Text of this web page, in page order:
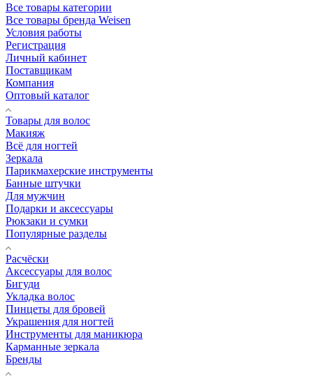
Все товары категории
Все товары бренда Weisen
Условия работы
Регистрация
Личный кабинет
Поставщикам
Компания
Оптовый каталог
Товары для волос
Макияж
Всё для ногтей
Зеркала
Парикмахерские инструменты
Банные штучки
Для мужчин
Подарки и аксессуары
Рюкзаки и сумки
Популярные разделы
Расчёски
Аксессуары для волос
Бигуди
Укладка волос
Пинцеты для бровей
Украшения для ногтей
Инструменты для маникюра
Карманные зеркала
Бренды